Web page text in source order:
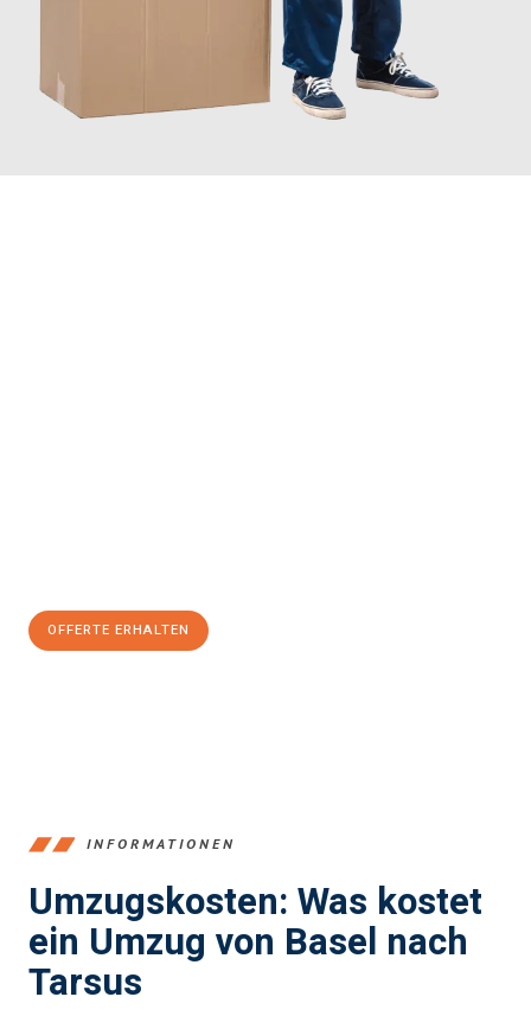
OFFERTE ERHALTEN
INFORMATIONEN
Umzugskosten: Was kostet
ein Umzug von Basel nach
Tarsus